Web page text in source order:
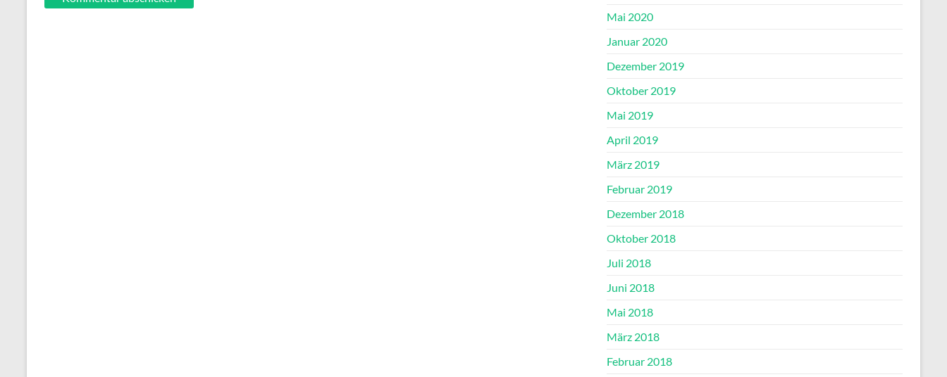
Mai 2020
Januar 2020
Dezember 2019
Oktober 2019
Mai 2019
April 2019
März 2019
Februar 2019
Dezember 2018
Oktober 2018
Juli 2018
Juni 2018
Mai 2018
März 2018
Februar 2018